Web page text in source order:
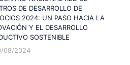
DE DESARROLLO DE
2024: UN PASO HACIA LA
Y EL DESARROLLO
SOSTENIBLE
08/2024